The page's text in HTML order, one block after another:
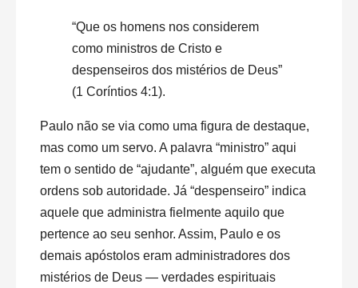
“Que os homens nos considerem
como ministros de Cristo e
despenseiros dos mistérios de Deus”
(1 Coríntios 4:1).
Paulo não se via como uma figura de destaque,
mas como um servo. A palavra “ministro” aqui
tem o sentido de “ajudante”, alguém que executa
ordens sob autoridade. Já “despenseiro” indica
aquele que administra fielmente aquilo que
pertence ao seu senhor. Assim, Paulo e os
demais apóstolos eram administradores dos
mistérios de Deus — verdades espirituais